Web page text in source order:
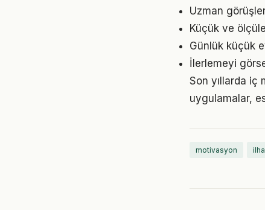
Uzman
Küçük ve
Günlük küçük
İlerlemeyi
Son yıllarda iç
uygulamalar,
motivasyon